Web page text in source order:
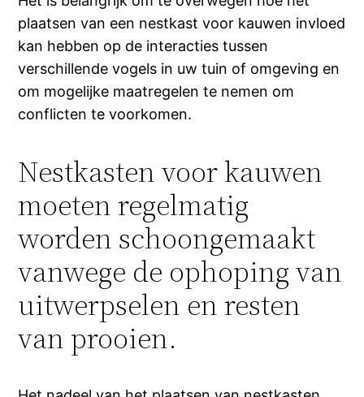
plaatsen van een nestkast voor kauwen invloed
kan hebben op de interacties tussen
verschillende vogels in uw tuin of omgeving en
om mogelijke maatregelen te nemen om
conflicten te voorkomen.
Nestkasten voor kauwen
moeten regelmatig
worden schoongemaakt
vanwege de ophoping van
uitwerpselen en resten
van prooien.